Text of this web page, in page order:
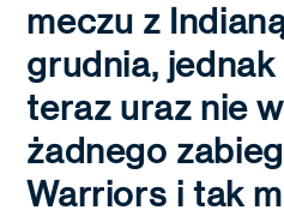
meczu z
grudnia,
teraz uraz nie
żadnego
Warriors i tak